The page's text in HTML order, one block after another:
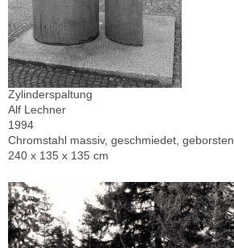
Zylinderspaltung
Alf Lechner
1994
Chromstahl massiv, geschmiedet, geborsten
240 x 135 x 135 cm